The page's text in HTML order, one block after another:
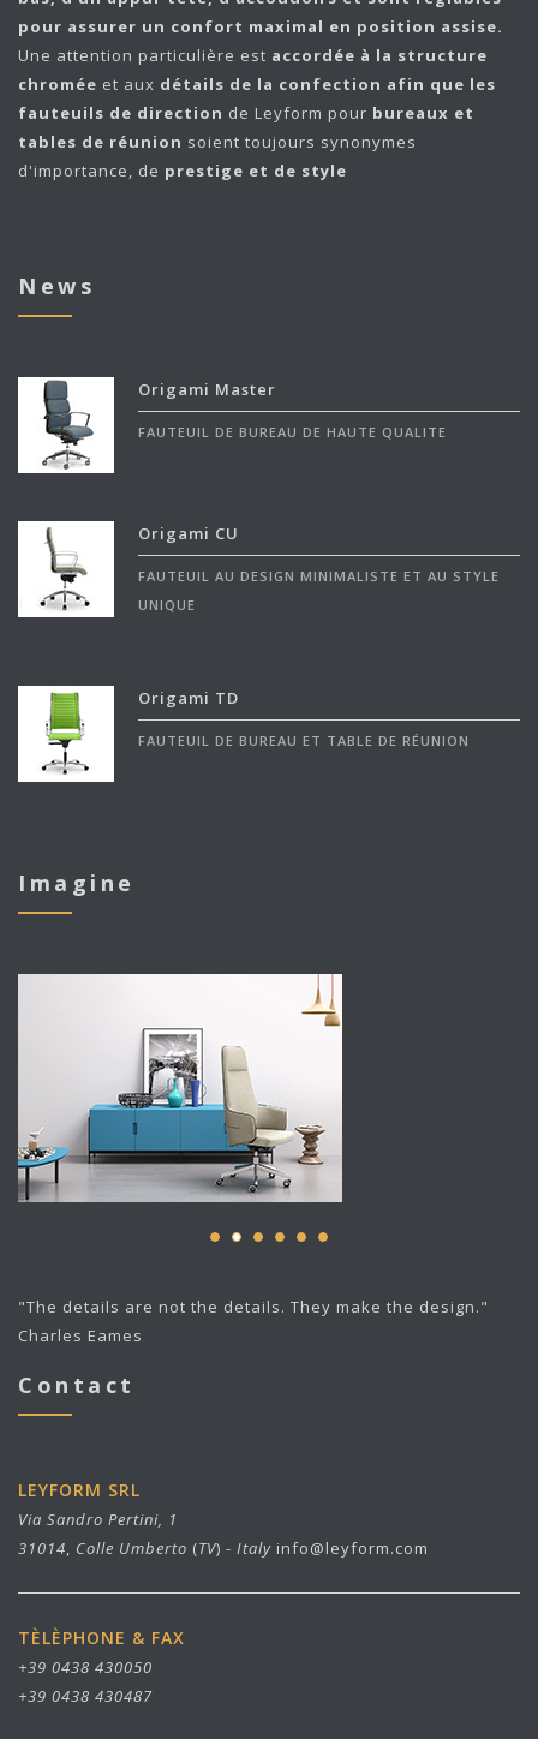
pour assurer un confort maximal en position assise.
Une attention particulière est accordée à la structure
chromée et aux détails de la confection afin que les
fauteuils de direction de Leyform pour bureaux et
tables de réunion soient toujours synonymes
d'importance, de prestige et de style
News
Origami Master
FAUTEUIL DE BUREAU DE HAUTE QUALITE
Origami CU
FAUTEUIL AU DESIGN MINIMALISTE ET AU STYLE
UNIQUE
Origami TD
FAUTEUIL DE BUREAU ET TABLE DE RÉUNION
Imagine
"The details are not the details. They make the design."
Charles Eames
Contact
LEYFORM SRL
Via Sandro Pertini, 1
31014, Colle Umberto (TV) - Italy info@leyform.com
TÈLÈPHONE & FAX
+39 0438 430050
+39 0438 430487